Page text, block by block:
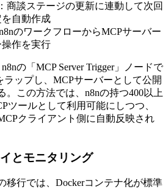
：商談ステージの更新に連動して次回
自動作成
n8nのワークフローからMCPサーバー
作を実行
の「MCP Server Trigger」ノードで
ラップし、MCPサーバーとして公開
。この方法では、n8nの持つ400以上
ツールとして利用可能にしつつ、
クライアント側に自動反映され
とモニタリング
移行では、Dockerコンテナ化が標準